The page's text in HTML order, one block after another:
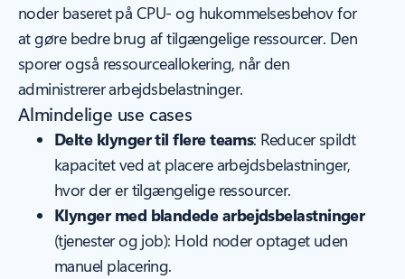
noder baseret på CPU- og hukommelsesbehov for
at gøre bedre brug af tilgængelige ressourcer. Den
sporer også ressourceallokering, når den
administrerer arbejdsbelastninger.
Almindelige use cases
Delte klynger til flere teams: Reducer spildt
kapacitet ved at placere arbejdsbelastninger,
hvor der er tilgængelige ressourcer.
Klynger med blandede arbejdsbelastninger
(tjenester og job): Hold noder optaget uden
manuel placering.